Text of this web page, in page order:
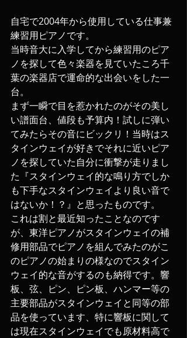
自宅で2004年から使用している仕事兼
練習用ピアノです。
当時音大に入学してから練習用のピア
ノを探して色々楽器を見ていたころ千
葉の楽器店で運命的な出会いをした一
台。
まず一瞬で目を惹かれたのがその美し
い譜面台、値段も予算内！試しに弾い
てみたらその音にビックリ！当時はス
タインウェイが好きでそれに近いピア
ノを探していた自分に衝撃が走りまし
た『スタインウェイ的な鳴り方でしか
も下手なスタインウェイより良い音で
はないか！？』と思ったものです。
これは割と最近知ったことなのです
が、東洋ピアノがスタインウェイの補
修用部品でピアノを組んでみたのがこ
のピアノの始まりの様なのでスタイン
ウェイ的な音がするのも納得です。響
板、弦、ピン、ピン板、ハンマー等の
主要部品がスタインウェイと同等の部
品を使っています、特に響板に関して
は現在スタインウェイでも原材料高で